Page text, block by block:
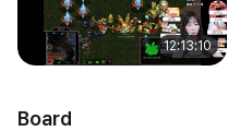
12:13:10
Board